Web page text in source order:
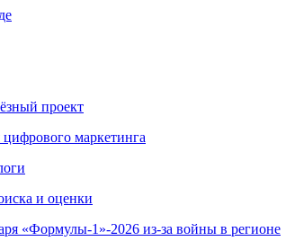
проект
цифрового маркетинга
и оценки
«Формулы-1»-2026 из-за войны в регионе